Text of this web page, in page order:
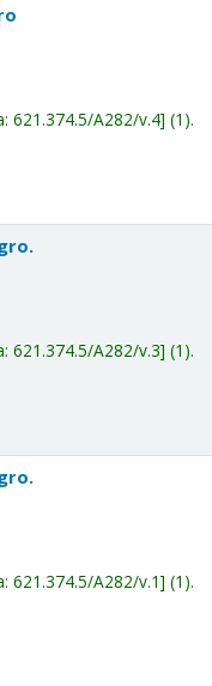
621.374.5/A282/v.4 (1).
621.374.5/A282/v.3 (1).
621.374.5/A282/v.1 (1).